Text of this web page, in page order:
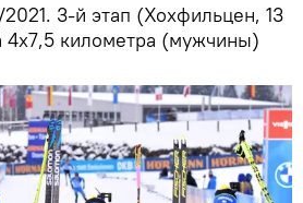
3-й этап (Хохфильцен, 13
4х7,5 километра (мужчины)